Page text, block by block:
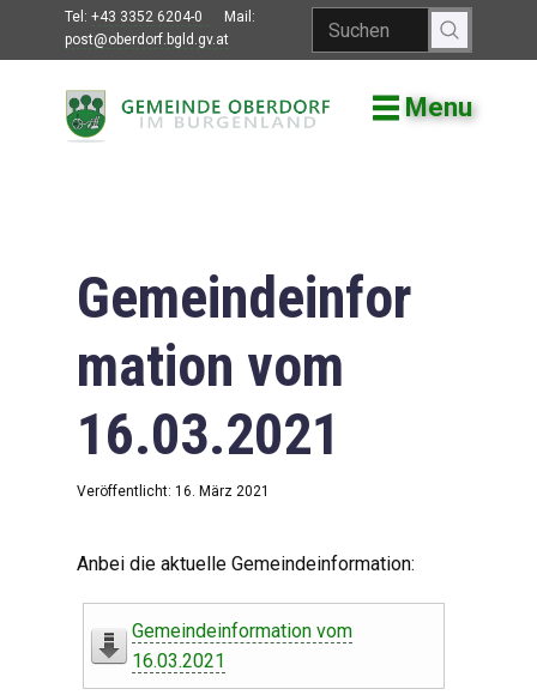
Tel: +43 3352 6204-0
Mail:
post@oberdorf.bgld.gv.at
Menu
Willkommen
Gemeindeamt
Gemeinderat
Bildung
Vereine
Leben in Oberdorf
Gemeindeinfor
mation vom
16.03.2021
Veröffentlicht: 16. März 2021
Anbei die aktuelle Gemeindeinformation:
Gemeindeinformation vom
16.03.2021